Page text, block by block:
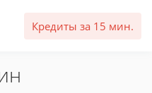
Кредиты за 15 мин.